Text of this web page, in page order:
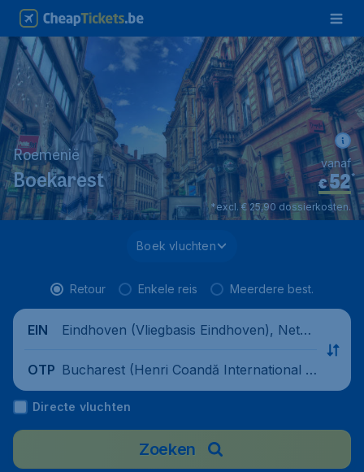
Roemenië
Boekarest €52*
vanaf
*excl. € 25,90 dossierkosten.
Boek vluchten
Retour Enkele reis Meerdere best.
EIN
Eindhoven (Vliegbasis Eindhoven), Nethe
OTP Bucharest (Henri Coandă International A
irport), Romania
Directe vluchten
Zoeken